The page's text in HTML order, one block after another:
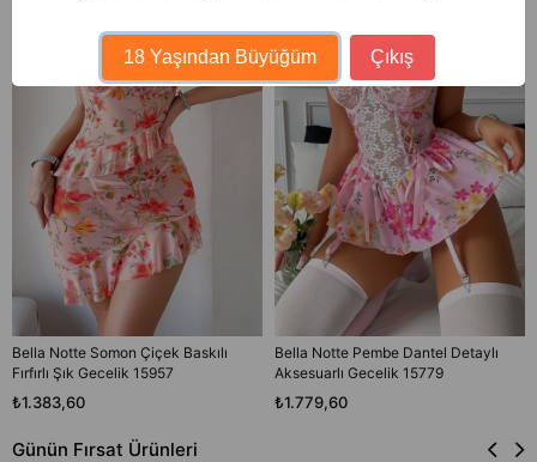
Bella Notte Somon Çiçek Baskılı
Fırfırlı Şık Gecelik 15957
₺1.383,60
Bella Notte Pembe Dantel Detaylı
Aksesuarlı Gecelik 15779
₺1.779,60
Günün Fırsat Ürünleri
18 Yaşından Büyüğüm Çıkış